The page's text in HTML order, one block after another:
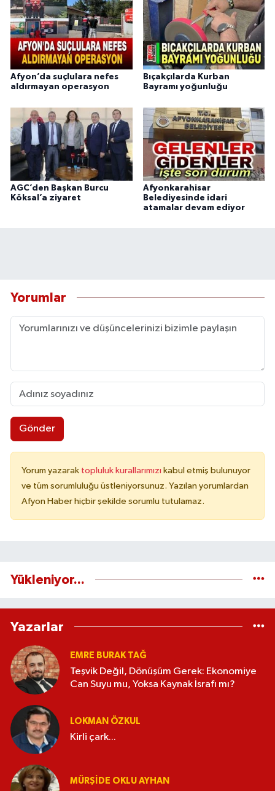
Afyon’da suçlulara nefes
aldırmayan operasyon
Bıçakçılarda Kurban
Bayramı yoğunluğu
AGC’den Başkan Burcu
Köksal’a ziyaret
Afyonkarahisar
Belediyesinde idari
atamalar devam ediyor
Yorumlar
Gönder
Yorum yazarak topluluk kurallarımızı kabul etmiş bulunuyor
ve tüm sorumluluğu üstleniyorsunuz. Yazılan yorumlardan
Afyon Haber hiçbir şekilde sorumlu tutulamaz.
Yükleniyor...
Yazarlar
EMRE BURAK TAĞ
Teşvik Değil, Dönüşüm Gerek: Ekonomiye
Can Suyu mu, Yoksa Kaynak İsrafı mı?
LOKMAN ÖZKUL
Kirli çark...
MÜRŞIDE OKLU AYHAN